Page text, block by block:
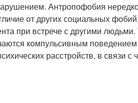
Антропофобия
от других социальных
при встрече с другими людьми.
компульсивным
расстройств, в связи с